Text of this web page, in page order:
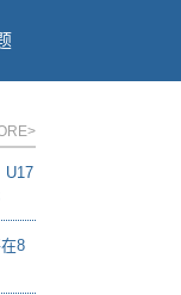
U17
8